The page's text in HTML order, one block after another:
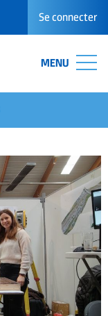
Se connecter
MENU